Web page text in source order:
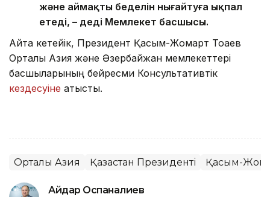
және аймақтың беделін нығайтуға ықпал
етеді, – деді Мемлекет басшысы.
Айта кетейік, Президент Қасым-Жомарт Тоқаев
Орталық Азия және Әзербайжан мемлекеттері
басшыларының бейресми Консультативтік
кездесуіне қатысты.
Орталық Азия Қазақстан Президенті Қасым-
Айдар Оспаналиев